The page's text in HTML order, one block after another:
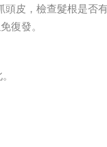
頭皮，檢查髮根是否
復發。